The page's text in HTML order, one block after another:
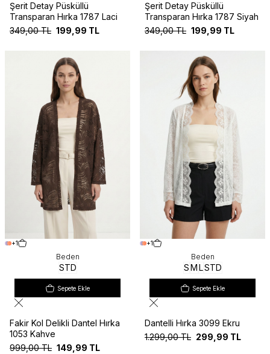
Şerit Detay Püsküllü
Transparan Hırka 1787 Laci
349,00TL 199,99 TL
Şerit Detay Püsküllü
Transparan Hırka 1787 Siyah
349,00TL 199,99 TL
+1
Beden
STD
Sepete Ekle
Fakir Kol Delikli Dantel Hırka
1053 Kahve
999,00TL 149,99 TL
+1
Beden
SMLSTD
Sepete Ekle
Dantelli Hırka 3099 Ekru
1.299,00TL 299,99 TL